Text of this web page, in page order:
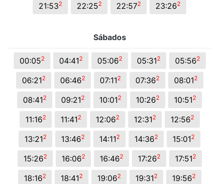
21:532 22:252 22:572 23:262
Sábados
00:052 04:412 05:062 05:312 05:562
06:212 06:462 07:112 07:362 08:012
08:412 09:212 10:012 10:262 10:512
11:162 11:412 12:062 12:312 12:562
13:212 13:462 14:112 14:362 15:012
15:262 16:062 16:462 17:262 17:512
18:162 18:412 19:062 19:312 19:562